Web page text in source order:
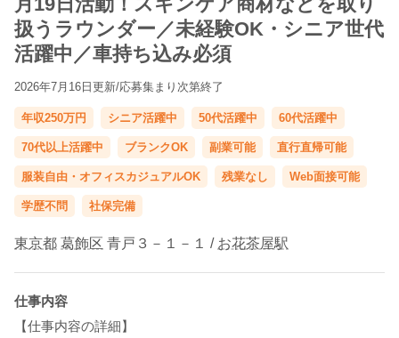
扱うラウンダー／未経験OK・シニア世代
活躍中／車持ち込み必須
2026年7月16日更新/応募集まり次第終了
年収250万円 シニア活躍中 50代活躍中 60代活躍中
70代以上活躍中 ブランクOK 副業可能 直行直帰可能
服装自由・オフィスカジュアルOK 残業なし Web面接可能
学歴不問 社保完備
東京都 葛飾区 青戸３－１－１ / お花茶屋駅
仕事内容
【仕事内容の詳細】